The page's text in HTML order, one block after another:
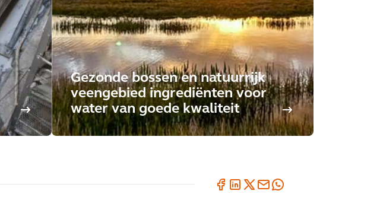
Gezonde bossen en natuurrijk
veengebied ingrediënten voor
water van goede kwaliteit